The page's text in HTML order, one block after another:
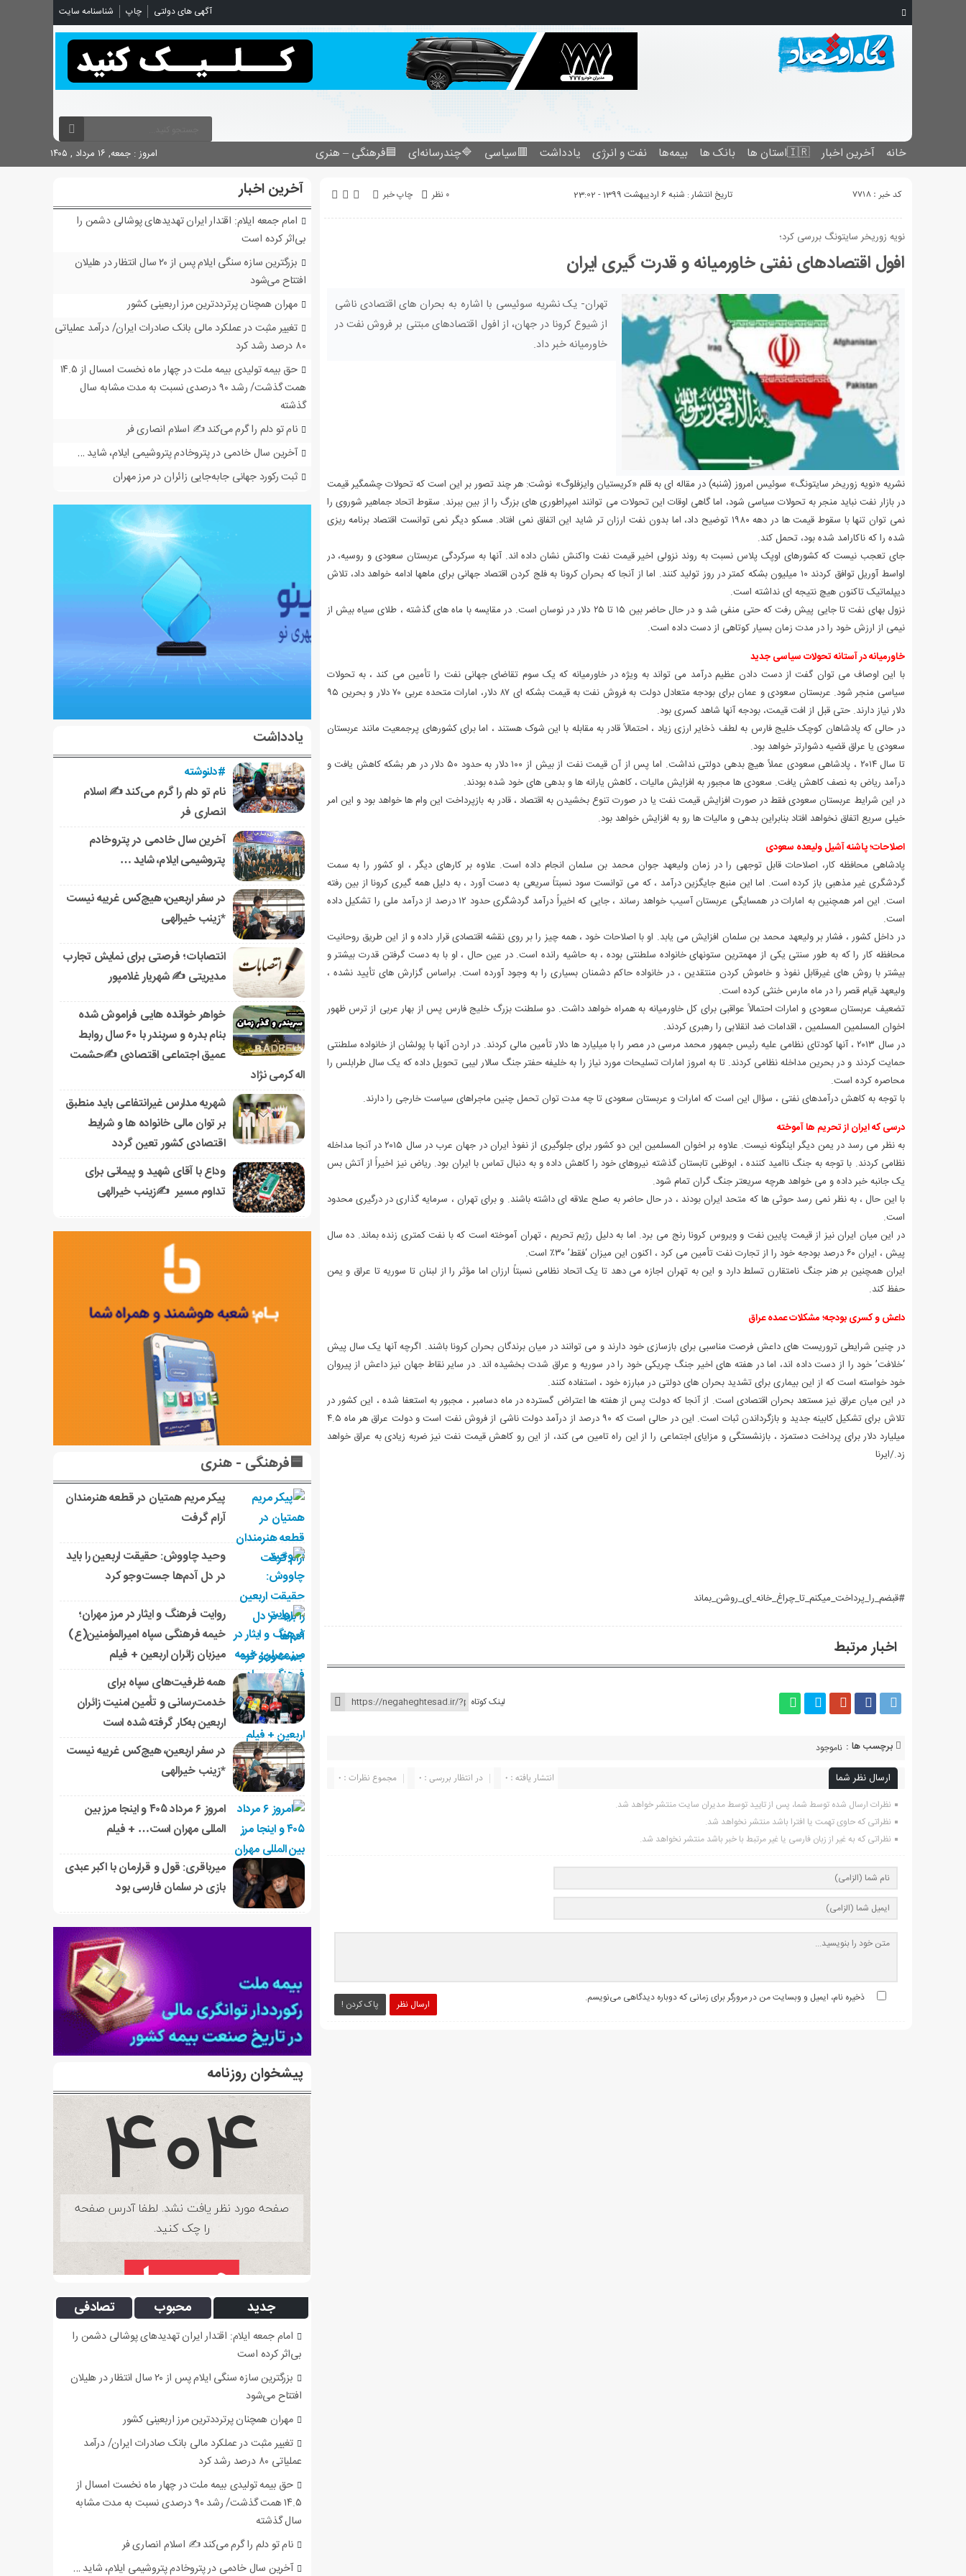
آگهی های دولتی چاپ شناسنامه سایت
خانه آخرین اخبار 🇮🇷استان ‌ها بانک ها بیمه‌ها نفت و انرژی یادداشت 🟥سیاسی 🔷چندرسانه‌ای 🟦فرهنگی – هنری امروز : جمعه, ۱۶ مرداد , ۱۴۰۵
کد خبر : 7718 تاریخ انتشار : شنبه 6 اردیبهشت 1399 - 23:02 چاپ خبر ۰ نظر
نویه زوریخر سایتونگ بررسی کرد؛
افول اقتصادهای نفتی خاورمیانه و قدرت گیری ایران
تهران- یک نشریه سوئیسی با اشاره به بحران های اقتصادی ناشی
از شیوع کرونا در جهان، از افول اقتصادهای مبتنی بر فروش نفت در
خاورمیانه خبر داد.
نشریه «نویه زوریخر سایتونگ» سوئیس امروز (شنبه) در مقاله ای به قلم «کریستیان وایزفلوگ» نوشت: هر چند تصور بر این است که تحولات چشمگیر قیمت
در بازار نفت نباید منجر به تحولات سیاسی شود، اما گاهی اوقات این تحولات می توانند امپراطوری های بزرگ را از بین ببرند. سقوط اتحاد جماهیر شوروی را
نمی توان تنها با سقوط قیمت ها در دهه ۱۹۸۰ توضیح داد، اما بدون نفت ارزان تر شاید این اتفاق نمی افتاد. مسکو دیگر نمی توانست اقتصاد برنامه ریزی
شده را که ناکارامد شده بود، تحمل کند.
جای تعجب نیست که کشورهای اوپک پلاس نسبت به روند نزولی اخیر قیمت نفت واکنش نشان داده اند. آنها به سرکردگی عربستان سعودی و روسیه، در
اواسط آوریل توافق کردند ۱۰ میلیون بشکه کمتر در روز تولید کنند. اما از آنجا که بحران کرونا به فلج کردن اقتصاد جهانی برای ماهها ادامه خواهد داد، تلاش
دیپلماتیک تاکنون هیچ نتیجه ای نداشته است.
نزول بهای نفت تا جایی پیش رفت که حتی منفی شد و در حال حاضر بین ۱۵ تا ۲۵ دلار در نوسان است. در مقایسه با ماه های گذشته ، طلای سیاه بیش از
نیمی از ارزش خود را در مدت زمان بسیار کوتاهی از دست داده است.
خاورمیانه در آستانه تحولات سیاسی جدید
با این اوصاف می توان گفت از دست دادن عظیم درآمد می تواند به ویژه در خاورمیانه که یک سوم تقاضای جهانی نفت را تأمین می کند ، به تحولات
سیاسی منجر شود. عربستان سعودی و عمان برای بودجه متعادل دولت به فروش نفت به قیمت بشکه ای ۸۷ دلار، امارات متحده عربی ۷۰ دلار و بحرین ۹۵
دلار نیاز دارند. حتی قبل از افت قیمت، بودجه آنها شاهد کسری بود.
در حالی که پادشاهان کوچک خلیج فارس به لطف ذخایر ارزی زیاد ، احتمالاً قادر به مقابله با این شوک هستند ، اما برای کشورهای پرجمعیت مانند عربستان
سعودی یا عراق قضیه دشوارتر خواهد بود.
تا سال ۲۰۱۴ ، پادشاهی سعودی عملاً هیچ بدهی دولتی نداشت. اما پس از آن قیمت نفت از بیش از ۱۰۰ دلار به حدود ۵۰ دلار در هر بشکه کاهش یافت و
درآمد ریاض به نصف کاهش یافت. سعودی ها مجبور به افزایش مالیات ، کاهش یارانه ها و بدهی های خود شده بودند.
در این شرایط عربستان سعودی فقط در صورت افزایش قیمت نفت یا در صورت تنوع بخشیدن به اقتصاد ، قادر به بازپرداخت این وام ها خواهد بود و این امر
خیلی سریع اتفاق نخواهد افتاد بنابراین بدهی و مالیات ها رو به افزایش خواهد بود.
اصلاحات؛ پاشنه آشیل ولیعده سعودی
پادشاهی محافظه کار، اصلاحات قابل توجهی را در زمان ولیعهد جوان محمد بن سلمان انجام داده است. علاوه بر کارهای دیگر ، او کشور را به سمت
گردشگری غیر مذهبی باز کرده است. اما این منبع جایگزین درآمد ، که می توانست سود نسبتاً سریعی به دست آورد ، به دلیل همه گیری کرونا از بین رفته
است. این امر همچنین به امارات در همسایگی عربستان آسیب خواهد رساند ، جایی که اخیراً درآمد گردشگری حدود ۱۲ درصد از درآمد ملی را تشکیل داده
است.
در داخل کشور ، فشار بر ولیعهد محمد بن سلمان افزایش می یابد. او با اصلاحات خود ، همه چیز را بر روی نقشه اقتصادی قرار داده و از این طریق روحانیت
محافظه کار را که به طور سنتی یکی از مهمترین ستونهای خانواده سلطنتی بوده ، به حاشیه رانده است. در عین حال ، او با به دست گرفتن قدرت بیشتر و
بیشتر با روش های غیرقابل نفوذ و خاموش کردن منتقدین ، ​​در خانواده حاکم دشمنان بسیاری را به وجود آورده است. براساس گزارش های تأیید نشده ،
ولیعهد قیام قصر را در ماه مارس خنثی کرده است.
تضعیف عربستان سعودی و امارات احتمالاً عواقبی برای کل خاورمیانه به همراه خواهد داشت. دو سلطنت بزرگ خلیج فارس پس از بهار عربی از ترس ظهور
اخوان المسلمین المسلمین ، اقدامات ضد انقلابی را رهبری کردند.
در سال ۲۰۱۳ ، آنها کودتای نظامی علیه رئیس جمهور محمد مرسی در مصر را با میلیارد ها دلار تأمین مالی کردند. در اردن آنها با پولشان از خانواده سلطنتی
حمایت کردند و در بحرین مداخله نظامی کردند. تا به امروز امارات تسلیحات مورد نیاز را به خلیفه حفتر جنگ سالار لیبی تحویل داده که یک سال طرابلس را
محاصره کرده است.
با توجه به کاهش درآمدهای نفتی ، سؤال این است که امارات و عربستان سعودی تا چه مدت توان تحمل چنین ماجراهای سیاست خارجی را دارند.
درسی که ایران از تحریم ها آموخته
به نظر می رسد در یمن دیگر اینگونه نیست. علاوه بر اخوان المسلمین این دو کشور برای جلوگیری از نفوذ ایران در جهان عرب در سال ۲۰۱۵ در آنجا مداخله
نظامی کردند. با توجه به جنگ ناامید کننده ، ابوظبی تابستان گذشته نیروهای خود را کاهش داده و به دنبال تماس با ایران بود. ریاض نیز اخیراً از آتش بس
یک جانبه خبر داده و می خواهد هرچه سریعتر جنگ گران تمام شود.
با این حال ، به نظر نمی رسد حوثی ها که متحد ایران بودند ، در حال حاضر به صلح علاقه ای داشته باشند. و برای تهران ، سرمایه گذاری در درگیری محدود
است.
در این میان ایران نیز از قیمت پایین نفت و ویروس کرونا رنج می برد. اما به دلیل رژیم تحریم ، تهران آموخته است که با نفت کمتری زنده بماند. ده سال
پیش ، ایران ۶۰ درصد بودجه خود را از تجارت نفت تأمین می کرد ، اکنون این میزان ‘فقط’ ۳۰٪ است.
ایران همچنین بر هنر جنگ نامتقارن تسلط دارد و این به تهران اجازه می دهد تا یک اتحاد نظامی نسبتاً ارزان اما مؤثر را از لبنان تا سوریه تا عراق و یمن
حفظ کند.
داعش و کسری بودجه؛ مشکلات عمده عراق
در چنین شرایطی تروریست های داعش فرصت مناسبی برای بازسازی خود دارند و می توانند در میان برندگان بحران کرونا باشند. اگرچه آنها یک سال پیش
‘خلافت’ خود را از دست داده اند، اما در هفته های اخیر جنگ چریکی خود را در سوریه و عراق شدت بخشیده اند. در سایر نقاط جهان نیز داعش از پیروان
خود خواسته است که از این بیماری برای تشدید بحران های دولتی در مبارزه خود ، استفاده کنند.
در این میان عراق نیز مستعد بحران اقتصادی است. از آنجا که دولت پس از هفته ها اعتراض گسترده در ماه دسامبر ، مجبور به استعفا شده ، این کشور در
تلاش برای تشکیل کابینه جدید و بازگرداندن ثبات است. این در حالی است که ۹۰ درصد از درآمد دولت ناشی از فروش نفت است و دولت عراق هر ماه ۴.۵
میلیارد دلار برای پرداخت دستمزد ، بازنشستگی و مزایای اجتماعی را از این راه تامین می کند، از این رو کاهش قیمت نفت نیز ضربه زیادی به عراق خواهد
زد./ایرنا
#قبضم_را_پرداخت_میکنم_تا_چراغ_خانه_ای_روشن_بماند
اخبار مرتبط
لینک کوتاه
برچسب ها : ناموجود
ارسال نظر شما مجموع نظرات : 0 در انتظار بررسی : 0 انتشار یافته : ۰
نظرات ارسال شده توسط شما، پس از تایید توسط مدیران سایت منتشر خواهد شد.
نظراتی که حاوی تهمت یا افترا باشد منتشر نخواهد شد.
نظراتی که به غیر از زبان فارسی یا غیر مرتبط با خبر باشد منتشر نخواهد شد.
ارسال نظر پاک کردن ! ذخیره نام، ایمیل و وبسایت من در مرورگر برای زمانی که دوباره دیدگاهی می‌نویسم.
آخرین اخبار
امام جمعه ایلام: اقتدار ایران تهدیدهای پوشالی دشمن را
بی‌اثر کرده است
بزرگترین سازه سنگی ایلام پس از ۲۰ سال انتظار در هلیلان
افتتاح می‌شود
مهران همچنان پرترددترین مرز اربعینی کشور
تغییر مثبت در عملکرد مالی بانک صادرات ایران/ درآمد عملیاتی
۸۰ درصد رشد کرد
حق بیمه تولیدی بیمه ملت در چهار ماه نخست امسال از ۱۴.۵
همت گذشت/ رشد ۹۰ درصدی نسبت به مدت مشابه سال
گذشته
نام تو دلم را گرم می‌کند ✍️ اسلام انصاری فر
آخرین سال خادمی در پتروخادم پتروشیمی ایلام، شاید …
ثبت رکورد جهانی جابه‌جایی زائران در مرز مهران
یادداشت
#دلنوشته
نام تو دلم را گرم می‌کند ✍️ اسلام
انصاری فر
آخرین سال خادمی در پتروخادم
پتروشیمی ایلام، شاید …
در سفر اربعین، هیچ‌کس غریبه نیست
*زینب خیرالهی
انتصابات؛ فرصتی برای نمایش تجارب
مدیریتی ✍ شهریار غلامپور
خواهر خوانده هایی فراموش شده
بنام بدره و سربندر با ۶۰ سال روابط
عمیق اجتماعی اقتصادی ✍حشمت
اله کرمی نژاد
شهریه مدارس غیرانتفاعی باید منطبق
بر توان مالی خانواده ها و شرایط
اقتصادی کشور تعین گردد
وداع با آقای شهید و پیمانی برای
تداوم مسیر ✍زینب خیرالهی
🟦فرهنگی - هنری
پیکر مریم همتیان در قطعه هنرمندان
آرام گرفت
وحید چاووش: حقیقت اربعین را باید
در دل آدم‌ها جست‌وجو کرد
روایت فرهنگ و ایثار در مرز مهران؛
خیمه فرهنگی سپاه امیرالمؤمنین(ع)
میزبان زائران اربعین + فیلم
همه ظرفیت‌های سپاه برای
خدمت‌رسانی و تأمین امنیت زائران
اربعین به‌کار گرفته شده است
در سفر اربعین، هیچ‌کس غریبه نیست
*زینب خیرالهی
امروز ۶ مرداد ۴۰۵ و اینجا مرز بین
المللی مهران است… + فیلم
میرباقری: قول و قرارمان با اکبر عبدی
بازی در سلمان فارسی بود
پیشخوان روزنامه
جدید محبوب تصادفی
امام جمعه ایلام: اقتدار ایران تهدیدهای پوشالی دشمن را
بی‌اثر کرده است
بزرگترین سازه سنگی ایلام پس از ۲۰ سال انتظار در هلیلان
افتتاح می‌شود
مهران همچنان پرترددترین مرز اربعینی کشور
تغییر مثبت در عملکرد مالی بانک صادرات ایران/ درآمد
عملیاتی ۸۰ درصد رشد کرد
حق بیمه تولیدی بیمه ملت در چهار ماه نخست امسال از
۱۴.۵ همت گذشت/ رشد ۹۰ درصدی نسبت به مدت مشابه
سال گذشته
نام تو دلم را گرم می‌کند ✍️ اسلام انصاری فر
آخرین سال خادمی در پتروخادم پتروشیمی ایلام، شاید …